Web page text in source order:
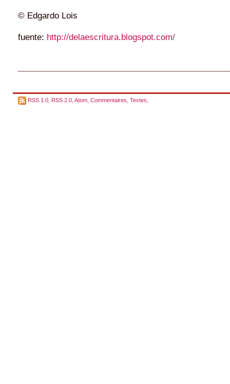
© Edgardo Lois
fuente: http://delaescritura.blogspot.com/
RSS 1.0 RSS 2.0 Atom Commentaires Textes